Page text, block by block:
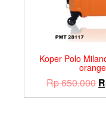
Koper Polo
Rp650.000